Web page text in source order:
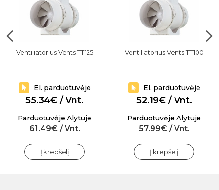
Ventiliatorius Vents TT125
El. parduotuvėje
55.34€ / Vnt.
Parduotuvėje Alytuje
61.49€ / Vnt.
Į krepšelį
Ventiliatorius Vents TT100
El. parduotuvėje
52.19€ / Vnt.
Parduotuvėje Alytuje
57.99€ / Vnt.
Į krepšelį